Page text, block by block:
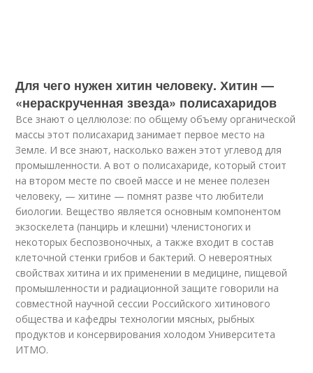
Для чего нужен хитин человеку. Хитин —
«нераскрученная звезда» полисахаридов
Все знают о целлюлозе: по общему объему органической
массы этот полисахарид занимает первое место на
Земле. И все знают, насколько важен этот углевод для
промышленности. А вот о полисахариде, который стоит
на втором месте по своей массе и не менее полезен
человеку, — хитине — помнят разве что любители
биологии. Вещество является основным компонентом
экзоскелета (панцирь и клешни) членистоногих и
некоторых беспозвоночных, а также входит в состав
клеточной стенки грибов и бактерий. О невероятных
свойствах хитина и их применении в медицине, пищевой
промышленности и радиационной защите говорили на
совместной научной сессии Российского хитинового
общества и кафедры технологии мясных, рыбных
продуктов и консервирования холодом Университета
ИТМО.